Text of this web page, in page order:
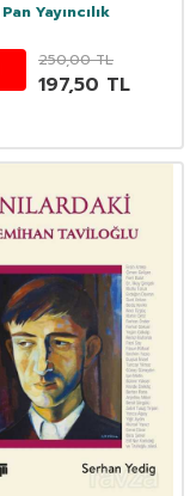
Pan Yayıncılık
250,00TL
197,50 TL